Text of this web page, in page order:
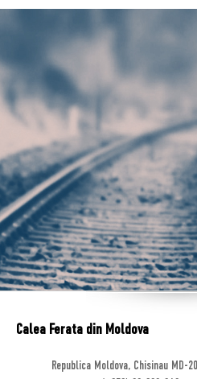
Calea Ferata din Moldova
Republica Moldova, Chisinau